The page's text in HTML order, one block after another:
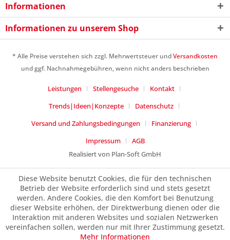
1 - 1 = ?
Ich habe dieDatenschutzerklärung
gelesen,
verstanden und stimme zu. *
Informationen
Informationen zu unserem Shop
* Alle Preise verstehen sich zzgl. Mehrwertsteuer undVersandkosten
und ggf. Nachnahmegebühren, wenn nicht anders beschrieben
Leistungen Stellengesuche
Kontakt
Trends|Ideen|Konzepte
Datenschutz
Versand und Zahlungsbedingungen
Finanzierung
Impressum
AGB
Realisiert von Plan-Soft GmbH
Diese Website benutzt Cookies, die für den technischen
Betrieb der Website erforderlich sind und stets gesetzt
werden. Andere Cookies, die den Komfort bei Benutzung
dieser Website erhöhen, der Direktwerbung dienen oder die
Interaktion mit anderen Websites und sozialen Netzwerken
vereinfachen sollen, werden nur mit Ihrer Zustimmung gesetzt.
Mehr Informationen